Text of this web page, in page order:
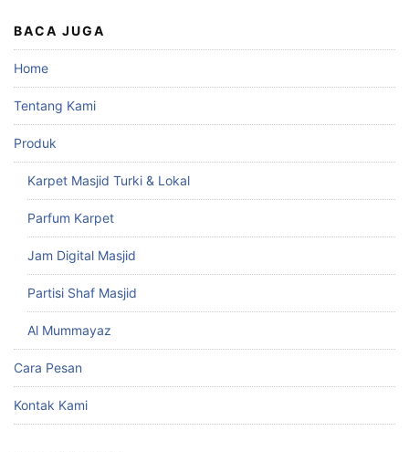
BACA JUGA
Home
Tentang Kami
Produk
Karpet Masjid Turki & Lokal
Parfum Karpet
Jam Digital Masjid
Partisi Shaf Masjid
Al Mummayaz
Cara Pesan
Kontak Kami